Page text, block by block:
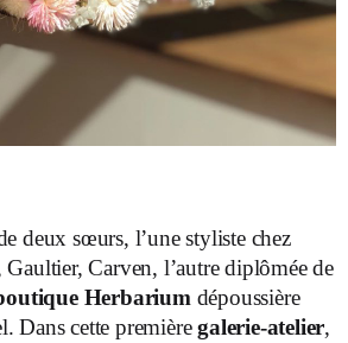
deux sœurs, l’une styliste chez
Gaultier, Carven, l’autre diplômée de
Herbarium dépoussière
Dans cette premièregalerie-atelier,